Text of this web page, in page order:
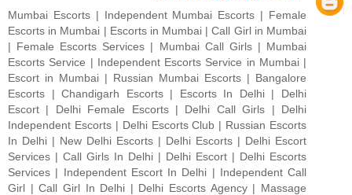
Mumbai Escorts | Independent Mumbai Escorts | Female
Escorts in Mumbai | Escorts in Mumbai | Call Girl in Mumbai
| Female Escorts Services | Mumbai Call Girls | Mumbai
Escorts Service | Independent Escorts Service in Mumbai |
Escort in Mumbai | Russian Mumbai Escorts | Bangalore
Escorts | Chandigarh Escorts | Escorts In Delhi | Delhi
Escort | Delhi Female Escorts | Delhi Call Girls | Delhi
Independent Escorts | Delhi Escorts Club | Russian Escorts
In Delhi | New Delhi Escorts | Delhi Escorts | Delhi Escort
Services | Call Girls In Delhi | Delhi Escort | Delhi Escorts
Services | Independent Escort In Delhi | Independent Call
Girl | Call Girl In Delhi | Delhi Escorts Agency | Massage